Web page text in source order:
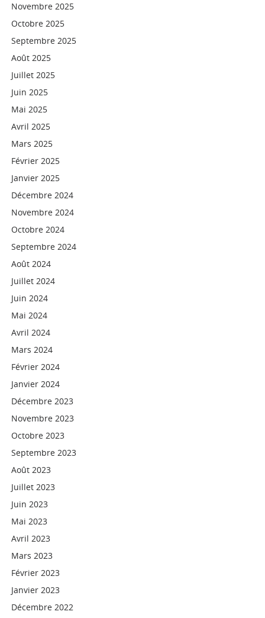
Novembre 2025
Octobre 2025
Septembre 2025
Août 2025
Juillet 2025
Juin 2025
Mai 2025
Avril 2025
Mars 2025
Février 2025
Janvier 2025
Décembre 2024
Novembre 2024
Octobre 2024
Septembre 2024
Août 2024
Juillet 2024
Juin 2024
Mai 2024
Avril 2024
Mars 2024
Février 2024
Janvier 2024
Décembre 2023
Novembre 2023
Octobre 2023
Septembre 2023
Août 2023
Juillet 2023
Juin 2023
Mai 2023
Avril 2023
Mars 2023
Février 2023
Janvier 2023
Décembre 2022